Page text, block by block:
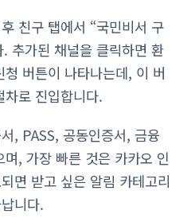
친구 탭에서 “국민비서 구
추가된 채널을 클릭하면 환
버튼이 나타나는데, 이 버
로 진입합니다.
, PASS, 공동인증서, 금융
, 가장 빠른 것은 카카오 인
면 받고 싶은 알림 카테고리
니다.